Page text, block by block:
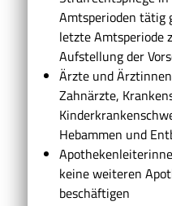
Amtsperioden tätig
letzte Amtsperiode
Aufstellung der
Ärzte und
Zahnärzte,
Hebammen und
keine weiteren
beschäftigen